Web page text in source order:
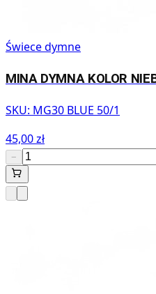
Świece dymne
MINA DYMNA KOLOR
SKU: MG30 BLUE 50/1
45,00 zł
−